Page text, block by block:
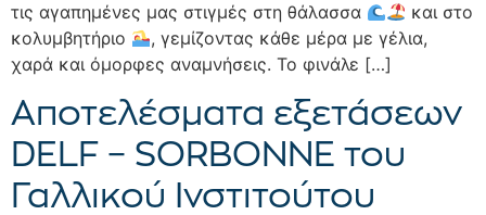
τις αγαπημένες μας στιγμές στη θάλασσα
και στο
κολυμβητήριο
, γεμίζοντας κάθε μέρα με γέλια,
χαρά και όμορφες αναμνήσεις. Το φινάλε […]
Αποτελέσματα εξετάσεων
DELF – SORBONNE του
Γαλλικού Ινστιτούτου